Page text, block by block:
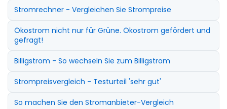
Stromrechner - Vergleichen Sie Strompreise
Ökostrom nicht nur für Grüne. Ökostrom gefördert und
gefragt!
Billigstrom - So wechseln Sie zum Billigstrom
Strompreisvergleich - Testurteil 'sehr gut'
So machen Sie den Stromanbieter-Vergleich